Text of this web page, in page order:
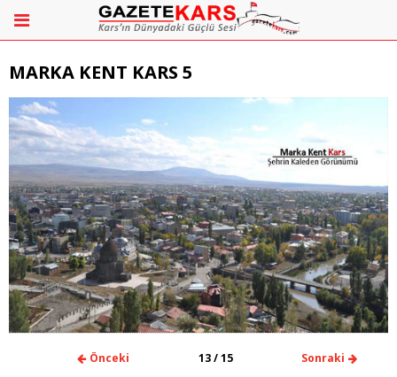
MARKA KENT KARS 5
Önceki 13/ 15 Sonraki